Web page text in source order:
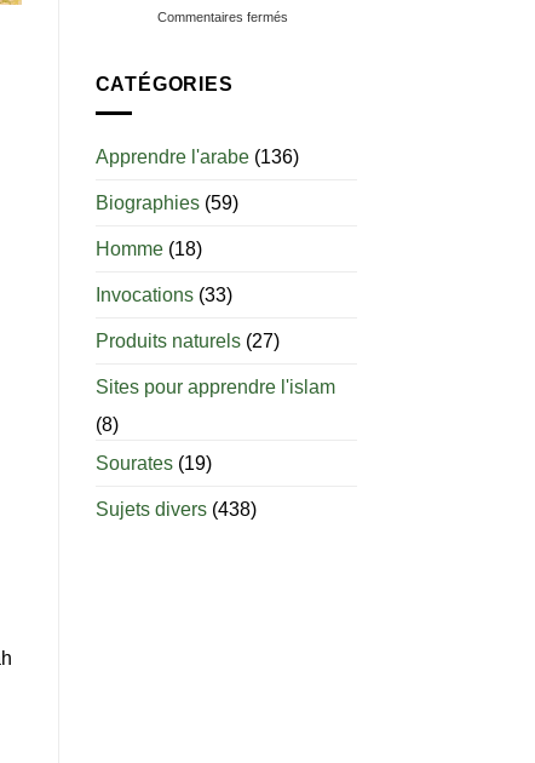
Commentaires ferméssur
:
CATÉGORIES
Apprendre l'arabe(136)
Biographies(59)
Homme(18)
Invocations(33)
Produits naturels(27)
Sites pour apprendre l'islam
(8)
Sourates(19)
Sujets divers(438)